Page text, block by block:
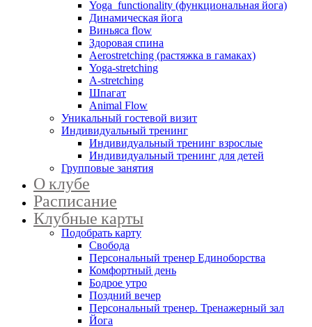
Yoga functionality (функциональная йога)
Динамическая йога
Виньяса flow
Здоровая спина
Aerostretching (растяжка в гамаках)
Yoga-stretching
A-stretching
Шпагат
Animal Flow
Уникальный гостевой визит
Индивидуальный тренинг
Индивидуальный тренинг взрослые
Индивидуальный тренинг для детей
Групповые занятия
О клубе
Расписание
Клубные карты
Подобрать карту
Свобода
Персональный тренер Единоборства
Комфортный день
Бодрое утро
Поздний вечер
Персональный тренер. Тренажерный зал
Йога